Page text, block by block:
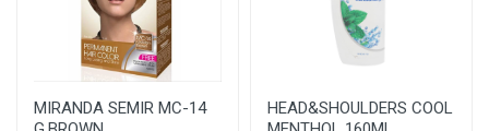
MIRANDA SEMIR MC-14
HEAD&SHOULDERS COOL